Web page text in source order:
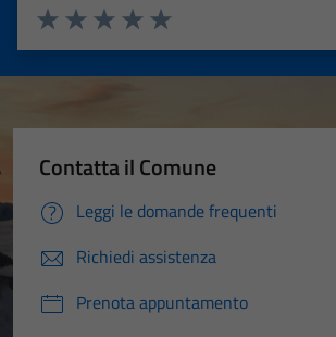
Valuta 5 stelle su 5
Valuta 4 stelle su 5
Valuta 3 stelle su 5
Valuta 2 stelle su 5
Valuta 1 stelle su 5
Contatta il Comune
Leggi le domande frequenti
Richiedi assistenza
Prenota appuntamento